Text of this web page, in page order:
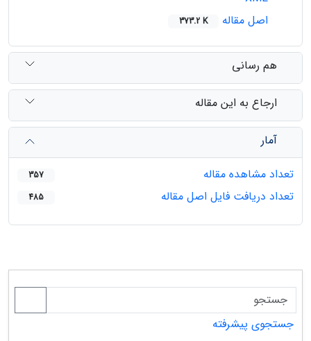
اصل مقاله
373.2 K
هم رسانی
ارجاع به این مقاله
آمار
تعداد مشاهده مقاله
357
تعداد دریافت فایل اصل مقاله 485
جستجوی پیشرفته